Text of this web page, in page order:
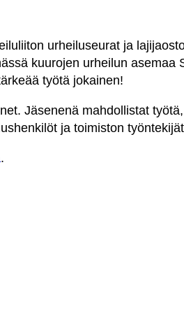
urheiluseurat ja
kuurojen urheilun asemaa
työtä jokainen!
Jäsenenä mahdollistat
ja toimiston
.